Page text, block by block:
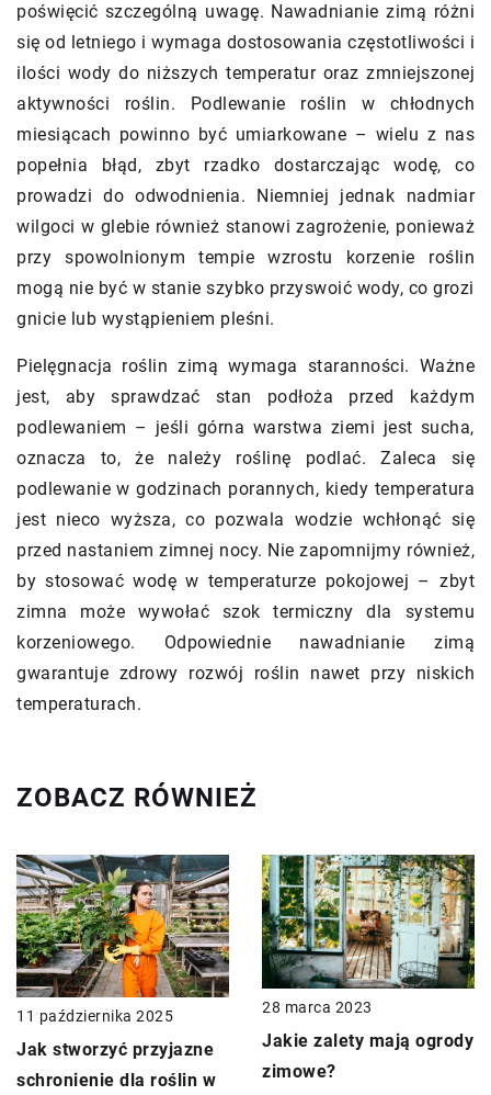
poświęcić szczególną uwagę. Nawadnianie zimą różni
się od letniego i wymaga dostosowania częstotliwości i
ilości wody do niższych temperatur oraz zmniejszonej
aktywności roślin. Podlewanie roślin w chłodnych
miesiącach powinno być umiarkowane – wielu z nas
popełnia błąd, zbyt rzadko dostarczając wodę, co
prowadzi do odwodnienia. Niemniej jednak nadmiar
wilgoci w glebie również stanowi zagrożenie, ponieważ
przy spowolnionym tempie wzrostu korzenie roślin
mogą nie być w stanie szybko przyswoić wody, co grozi
gnicie lub wystąpieniem pleśni.
Pielęgnacja roślin zimą wymaga staranności. Ważne
jest, aby sprawdzać stan podłoża przed każdym
podlewaniem – jeśli górna warstwa ziemi jest sucha,
oznacza to, że należy roślinę podlać. Zaleca się
podlewanie w godzinach porannych, kiedy temperatura
jest nieco wyższa, co pozwala wodzie wchłonąć się
przed nastaniem zimnej nocy. Nie zapomnijmy również,
by stosować wodę w temperaturze pokojowej – zbyt
zimna może wywołać szok termiczny dla systemu
korzeniowego. Odpowiednie nawadnianie zimą
gwarantuje zdrowy rozwój roślin nawet przy niskich
temperaturach.
ZOBACZ RÓWNIEŻ
11 października 2025
Jak stworzyć przyjazne
schronienie dla roślin w
28 marca 2023
Jakie zalety mają ogrody
zimowe?